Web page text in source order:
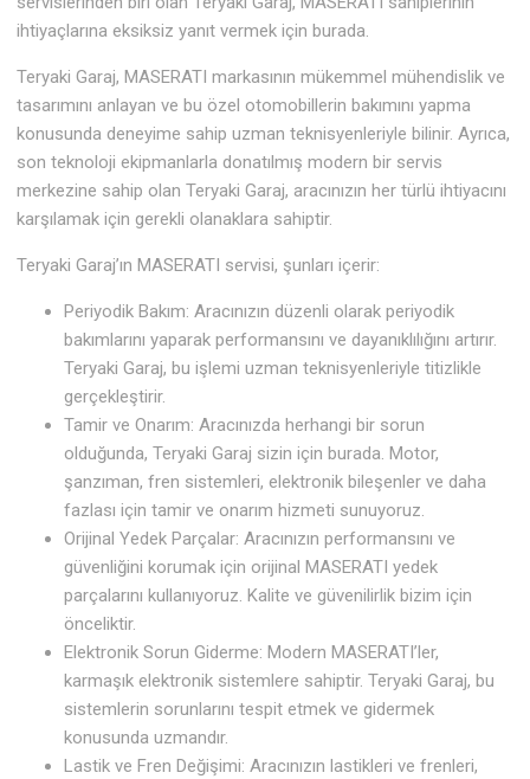
ihtiyaçlarına eksiksiz yanıt vermek için burada.
Teryaki Garaj, MASERATI markasının mükemmel mühendislik ve
tasarımını anlayan ve bu özel otomobillerin bakımını yapma
konusunda deneyime sahip uzman teknisyenleriyle bilinir. Ayrıca,
son teknoloji ekipmanlarla donatılmış modern bir servis
merkezine sahip olan Teryaki Garaj, aracınızın her türlü ihtiyacını
karşılamak için gerekli olanaklara sahiptir.
Teryaki Garaj’ın MASERATI servisi, şunları içerir:
Periyodik Bakım: Aracınızın düzenli olarak periyodik
bakımlarını yaparak performansını ve dayanıklılığını artırır.
Teryaki Garaj, bu işlemi uzman teknisyenleriyle titizlikle
gerçekleştirir.
Tamir ve Onarım: Aracınızda herhangi bir sorun
olduğunda, Teryaki Garaj sizin için burada. Motor,
şanzıman, fren sistemleri, elektronik bileşenler ve daha
fazlası için tamir ve onarım hizmeti sunuyoruz.
Orijinal Yedek Parçalar: Aracınızın performansını ve
güvenliğini korumak için orijinal MASERATI yedek
parçalarını kullanıyoruz. Kalite ve güvenilirlik bizim için
önceliktir.
Elektronik Sorun Giderme: Modern MASERATI’ler,
karmaşık elektronik sistemlere sahiptir. Teryaki Garaj, bu
sistemlerin sorunlarını tespit etmek ve gidermek
konusunda uzmandır.
Lastik ve Fren Değişimi: Aracınızın lastikleri ve frenleri,